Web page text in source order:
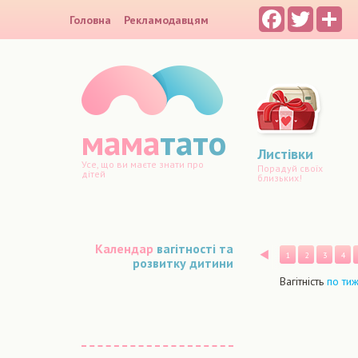
Головна Рекламодавцям FacebookTwitter
маматато
Усе, що ви маєте знати про
дітей
Листівки
Порадуй своїх
близьких!
Календар вагітності та
розвитку дитини
Назад
1 2 3 4
Вагітність по